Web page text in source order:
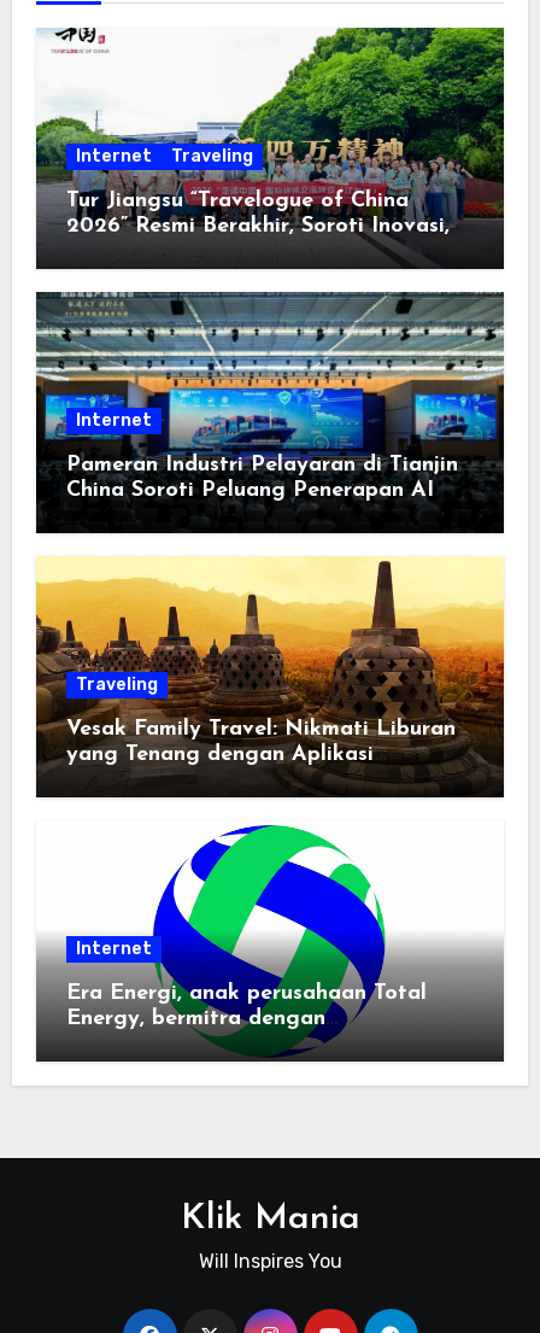
Internet Traveling
Tur Jiangsu “Travelogue of China
2026” Resmi Berakhir, Soroti Inovasi,
Keterbukaan, dan Pembangunan
Berorientasi pada Masyarakat
Internet
Pameran Industri Pelayaran di Tianjin
China Soroti Peluang Penerapan AI
Traveling
Vesak Family Travel: Nikmati Liburan
yang Tenang dengan Aplikasi
Pemindai PDF
Internet
Era Energi, anak perusahaan Total
Energy, bermitra dengan
Zhuochuangtong untuk mempercepat
transisi energi Indonesia — raksasa
Klik Mania
Will Inspires You